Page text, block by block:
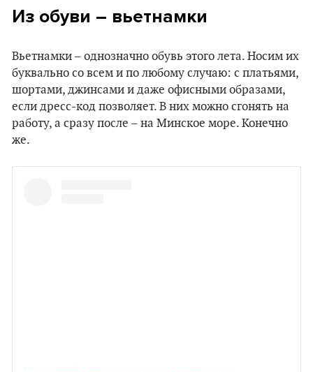
Из обуви – вьетнамки
Вьетнамки – однозначно обувь этого лета. Носим их
буквально со всем и по любому случаю: с платьями,
шортами, джинсами и даже офисными образами,
если дресс-код позволяет. В них можно сгонять на
работу, а сразу после – на Минское море. Конечно
же.